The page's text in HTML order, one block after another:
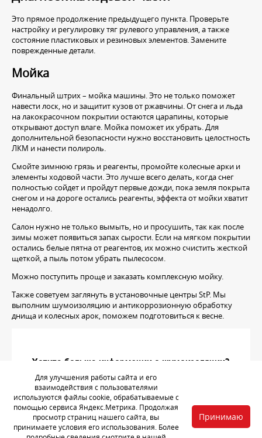
Это прямое продолжение предыдущего пункта. Проверьте
настройку и регулировку тяг рулевого управления, а также
состояние пластиковых и резиновых элементов. Замените
поврежденные детали.
Мойка
Финальный штрих – мойка машины. Это не только поможет
навести лоск, но и защитит кузов от ржавчины. От снега и льда
на лакокрасочном покрытии остаются царапины, которые
открывают доступ влаге. Мойка поможет их убрать. Для
дополнительной безопасности нужно восстановить целостность
ЛКМ и нанести полироль.
Смойте зимнюю грязь и реагенты, промойте колесные арки и
элементы ходовой части. Это лучше всего делать, когда снег
полностью сойдет и пройдут первые дожди, пока земля покрыта
снегом и на дороге остались реагенты, эффекта от мойки хватит
ненадолго.
Салон нужно не только вымыть, но и просушить, так как после
зимы может появиться запах сырости. Если на мягком покрытии
остались белые пятна от реагентов, их можно счистить жесткой
щеткой, а пыль потом убрать пылесосом.
Можно поступить проще и заказать комплексную мойку.
Также советуем заглянуть в установочные центры StP. Мы
выполним шумоизоляцию и антикоррозионную обработку
днища и колесных арок, поможем подготовиться к весне.
Хотите больше информации о шумоизоляции?
Позвоните по телефону
+7 (982) 240-47-47
или подайте заявку на установку
Для улучшения работы сайта и его
взаимодействия с пользователями
используются файлы cookie, обрабатываемые с
помощью сервиса Яндекс.Метрика. Продолжая
просмотр страниц нашего сайта, вы
принимаете условия его использования. Более
Принимаю